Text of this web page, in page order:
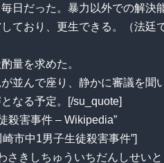
日だった。暴力以外での解決
ており、更生できる。（法廷
量を求めた。
並んで座り、静かに審議を聞
なる予定。[/su_quote]
殺害事件 – Wikipedia”
市中1男子生徒殺害事件”]
さきしちゅういちだんしせいと